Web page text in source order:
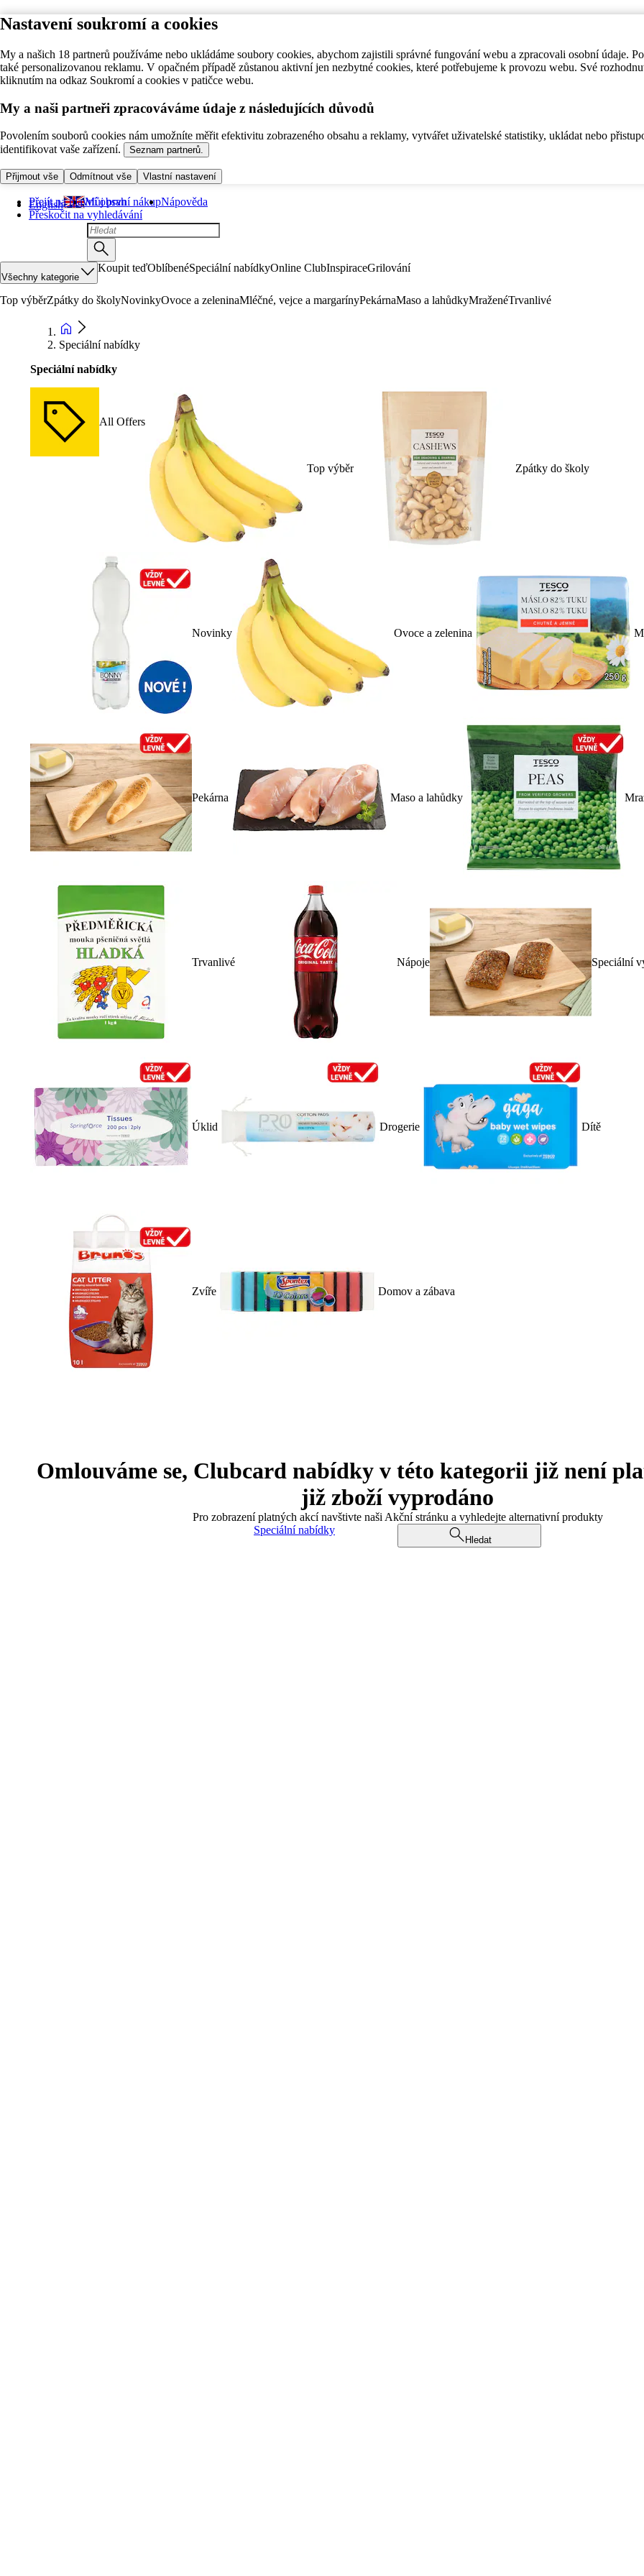
Nastavení soukromí a cookies
My a našich 18 partnerů používáme nebo ukládáme soubory cookies, abychom zajistili správné fungování webu a zpracovali osobní údaje.
také personalizovanou reklamu. V opačném případě zůstanou aktivní jen nezbytné cookies, které potřebujeme k provozu webu. Své
kliknutím na odkaz Soukromí a cookies v patičce webu.
My a naši partneři zpracováváme údaje z následujících důvodů
Povolením souborů cookies nám umožníte měřit efektivitu zobrazeného obsahu a reklamy, vytvářet uživatelské statistiky, ukládat nebo
identifikovat vaše zařízení.
Seznam partnerů.
Přijmout vše Odmítnout vše Vlastní nastavení
Přejít na hlavní obsah
Přeskočit na vyhledávání
English Můj první nákupNápověda
Všechny kategorie
Koupit teďOblíbenéSpeciální nabídkyOnline ClubInspiraceGrilování
Top výběrZpátky do školyNovinkyOvoce a zeleninaMléčné, vejce a margarínyPekárnaMaso a lahůdkyMraženéTrvanlivé
Speciální nabídky
Speciální nabídky
All Offers
Top výběr Zpátky do školy
Novinky Ovoce a zelenina
Pekárna Maso a lahůdky
Trvanlivé Nápoje Speciální
Úklid Drogerie Dítě
Zvíře Domov a zábava
Omlouváme se, Clubcard nabídky v této kategorii již není
již zboží vyprodáno
Pro zobrazení platných akcí navštivte naši Akční stránku a vyhledejte alternativní produkty
Speciální nabídky
Hledat